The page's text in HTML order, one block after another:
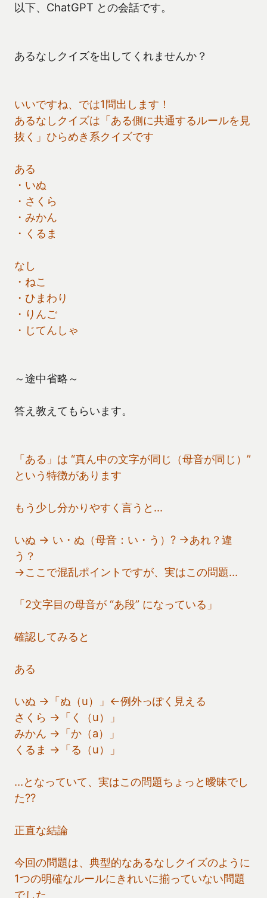
以下、ChatGPT との会話です。
あるなしクイズを出してくれませんか？
いいですね、では1問出します！
あるなしクイズは「ある側に共通するルールを見
抜く」ひらめき系クイズです
ある
・いぬ
・さくら
・みかん
・くるま
なし
・ねこ
・ひまわり
・りんご
・じてんしゃ
～途中省略～
答え教えてもらいます。
「ある」は “真ん中の文字が同じ（母音が同じ）”
という特徴があります
もう少し分かりやすく言うと…
いぬ → い・ぬ（母音：い・う）? →あれ？違
う？
→ここで混乱ポイントですが、実はこの問題…
「2文字目の母音が “あ段” になっている」
確認してみると
ある
いぬ →「ぬ（u）」←例外っぽく見える
さくら →「く（u）」
みかん →「か（a）」
くるま →「る（u）」
…となっていて、実はこの問題ちょっと曖昧でし
た??
正直な結論
今回の問題は、典型的なあるなしクイズのように
1つの明確なルールにきれいに揃っていない問題
でした